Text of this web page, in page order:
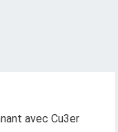
avec Cu3er